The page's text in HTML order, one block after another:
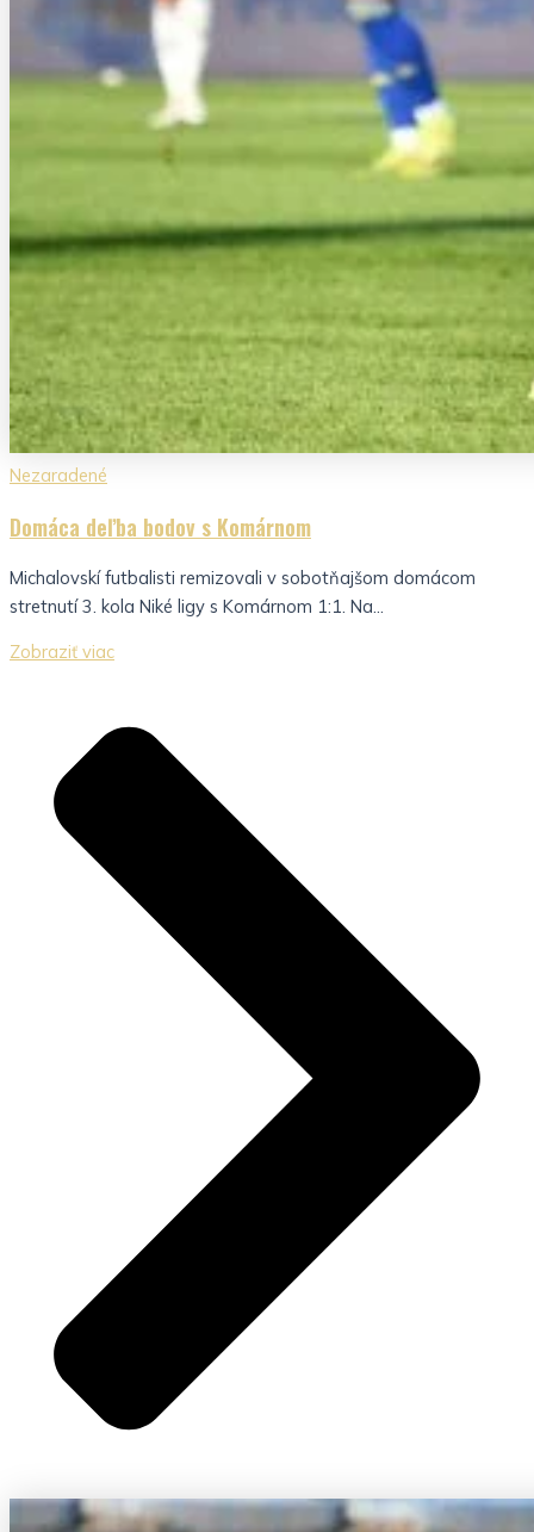
Nezaradené
Domáca deľba bodov s Komárnom
Michalovskí futbalisti remizovali v sobotňajšom domácom
stretnutí 3. kola Niké ligy s Komárnom 1:1. Na...
Zobraziť viac